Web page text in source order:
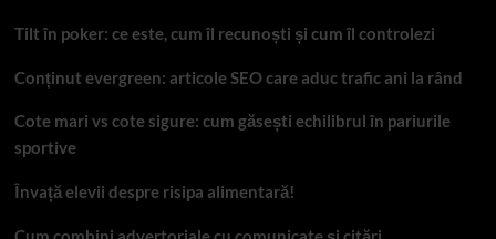
Tilt în poker: ce este, cum îl recunoști și cum îl controlezi
Conținut evergreen: articole SEO care aduc trafic ani la rând
Cote mari vs cote sigure: cum găsești echilibrul în pariurile
sportive
Învață elevii despre risipa alimentară!